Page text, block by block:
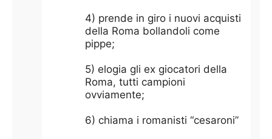
4) prende in giro i nuovi acquisti
della Roma bollandoli come
pippe;
5) elogia gli ex giocatori della
Roma, tutti campioni
ovviamente;
6) chiama i romanisti “cesaroni”